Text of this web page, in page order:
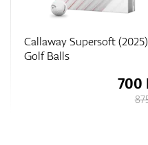
Callaway Supersoft Splatter
360 Golf Balls
700